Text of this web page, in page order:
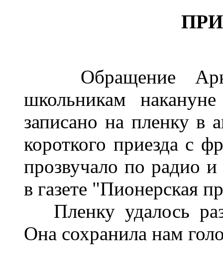
Обращение
школьникам
записано на пленку в
короткого приезда с
прозвучало по радио
в газете "Пионерская
Пленку удалось
Она сохранила нам